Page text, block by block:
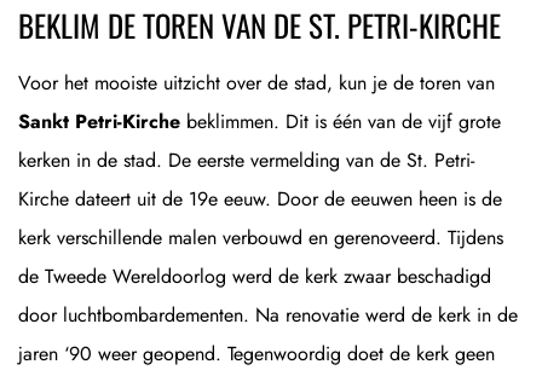
BEKLIM DE TOREN VAN DE ST. PETRI-KIRCHE
Voor het mooiste uitzicht over de stad, kun je de toren van
Sankt Petri-Kirche beklimmen. Dit is één van de vijf grote
kerken in de stad. De eerste vermelding van de St. Petri-
Kirche dateert uit de 19e eeuw. Door de eeuwen heen is de
kerk verschillende malen verbouwd en gerenoveerd. Tijdens
de Tweede Wereldoorlog werd de kerk zwaar beschadigd
door luchtbombardementen. Na renovatie werd de kerk in de
jaren ‘90 weer geopend. Tegenwoordig doet de kerk geen